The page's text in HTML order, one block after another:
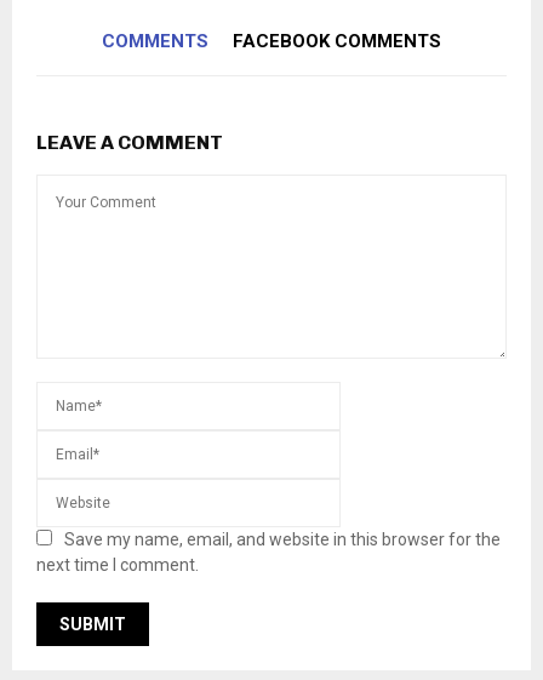
COMMENTS FACEBOOK COMMENTS
LEAVE A COMMENT
Save my name, email, and website in this browser for the
next time I comment.